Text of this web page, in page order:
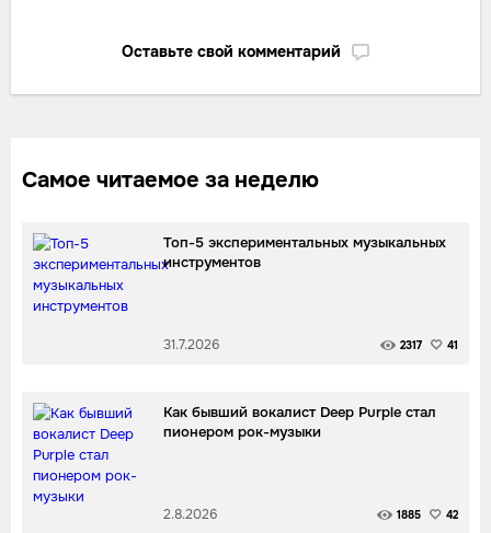
Оставьте свой комментарий
Самое читаемое за неделю
Топ-5 экспериментальных музыкальных
инструментов
31.7.2026 2317 41
Как бывший вокалист Deep Purple стал
пионером рок-музыки
2.8.2026 1885 42